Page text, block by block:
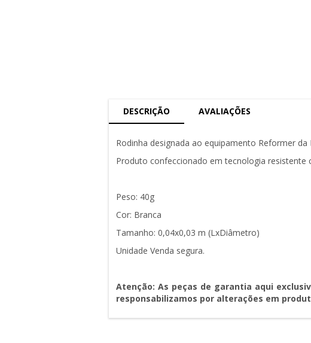
DESCRIÇÃO AVALIAÇÕES
Rodinha designada ao equipamento Reformer da
Produto confeccionado em tecnologia resistente
Peso: 40g
Cor: Branca
Tamanho: 0,04x0,03 m (LxDiâmetro)
Unidade Venda segura.
Atenção: As peças de garantia aqui
responsabilizamos por alterações em